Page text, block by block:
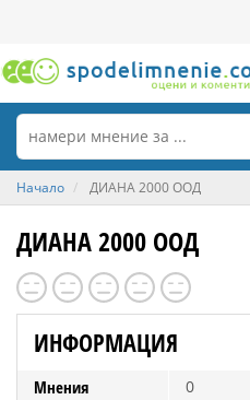
Начало ДИАНА 2000 ООД
ДИАНА 2000 ООД
ИНФОРМАЦИЯ
Мнения 0